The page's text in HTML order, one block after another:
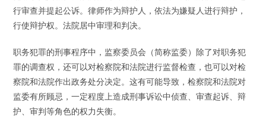
行审查并提起公诉。律师作为辩护人，依法为嫌疑人进行辩护，
行使辩护权。法院居中审理和判决。
职务犯罪的刑事程序中，监察委员会（简称监委）除了对职务犯
罪的调查权，还可以对检察院和法院进行监督检查，也可以对检
察院和法院作出政务处分决定。这有可能导致，检察院和法院对
监委有所顾忌，一定程度上造成刑事诉讼中侦查、审查起诉、辩
护、审判等角色的权力失衡。